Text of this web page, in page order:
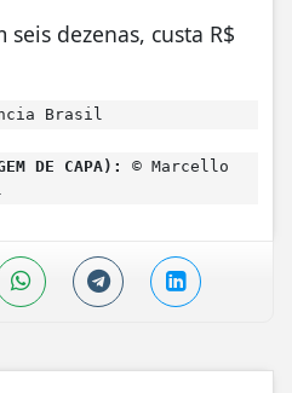
dezenas, custa R$
Brasil
DE CAPA):
© Marcello